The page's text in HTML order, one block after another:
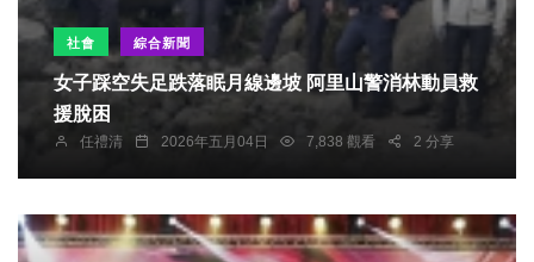
社會 綜合新聞
女子踩空失足跌落眠月線邊坡 阿里山警消林動員救
援脫困
任禮清 2026年五月04日 7,838 觀看 2 分享